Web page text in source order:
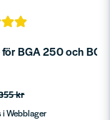
dubbla 18v
BGA 250 och
kr
i Webblager